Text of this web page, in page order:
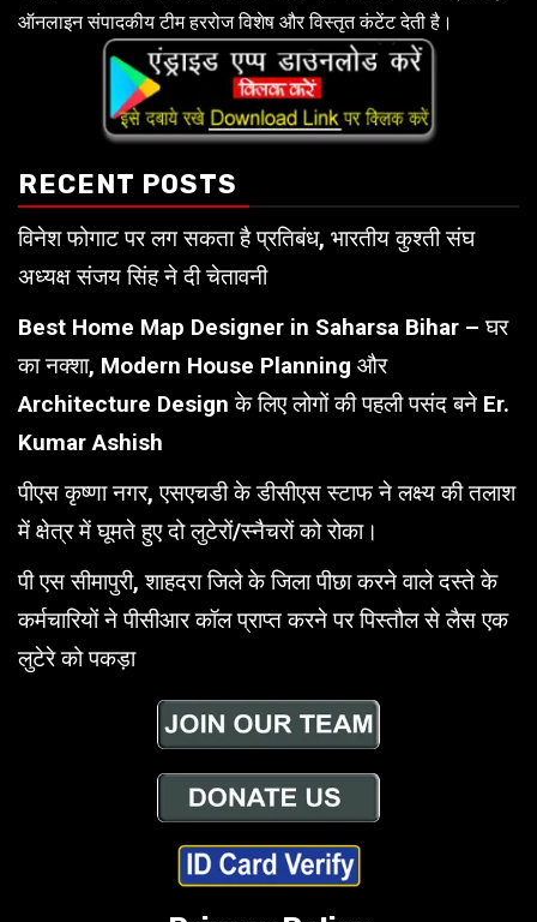
ऑनलाइन संपादकीय टीम हररोज विशेष और विस्तृत कंटेंट देती है।
RECENT POSTS
विनेश फोगाट पर लग सकता है प्रतिबंध, भारतीय कुश्ती संघ
अध्यक्ष संजय सिंह ने दी चेतावनी
Best Home Map Designer in Saharsa Bihar – घर
का नक्शा, Modern House Planning और
Architecture Design के लिए लोगों की पहली पसंद बने Er.
Kumar Ashish
पीएस कृष्णा नगर, एसएचडी के डीसीएस स्टाफ ने लक्ष्य की तलाश
में क्षेत्र में घूमते हुए दो लुटेरों/स्नैचरों को रोका।
पी एस सीमापुरी, शाहदरा जिले के जिला पीछा करने वाले दस्ते के
कर्मचारियों ने पीसीआर कॉल प्राप्त करने पर पिस्तौल से लैस एक
लुटेरे को पकड़ा